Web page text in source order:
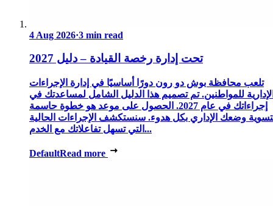
4 Aug 2026·3 min read
تحت إدارة رخصة القيادة – دليل 2027
تلعب محافظة بوش دو رون دورًا أساسيًا في إدارة الإجراءات
للمواطنين. تم تصميم هذا الدليل الشامل لمساعدتك في
إجراءاتك في عام 2027. الحصول على موعد هو خطوة حاسمة
وضعك الإداري بكل هدوء. سنستكشف الإجراءات الحالية
التي تسهل تفاعلاتك مع الخدم...
DefaultRead more